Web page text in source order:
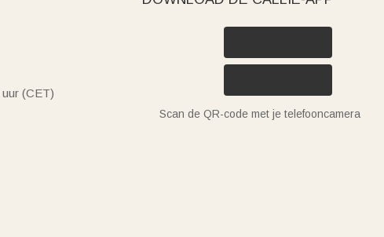
(CET)
Scan de QR-code met je telefooncamera